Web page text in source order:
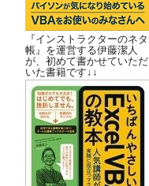
『インストラクターのネタ
帳』を運営する伊藤潔人
が、初めて書かせていただ
いた書籍です↓↓